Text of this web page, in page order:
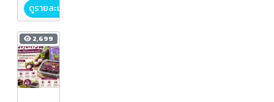
ดูรายละเอียด
2,699